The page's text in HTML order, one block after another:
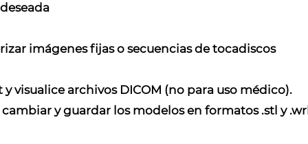
imágenes fijas o secuencias de tocadiscos
visualice archivos DICOM (no para uso médico).
y guardar los modelos en formatos .stl y